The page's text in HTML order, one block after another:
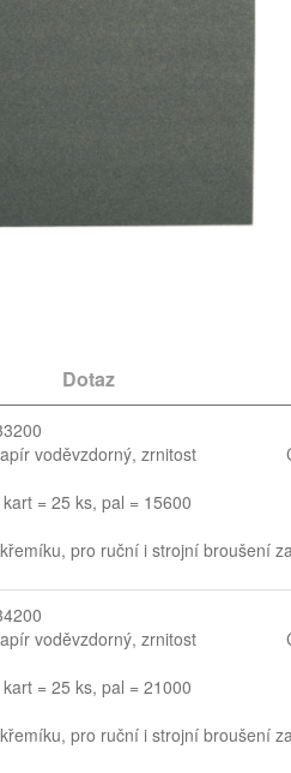
Dotaz
voděvzdorný, zrnitost
= 25 ks, pal = 15600
pro ruční i strojní broušení
voděvzdorný, zrnitost
= 25 ks, pal = 21000
pro ruční i strojní broušení